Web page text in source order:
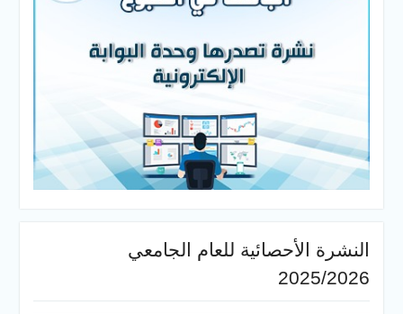
النشرة الأحصائية للعام الجامعي
2025/2026